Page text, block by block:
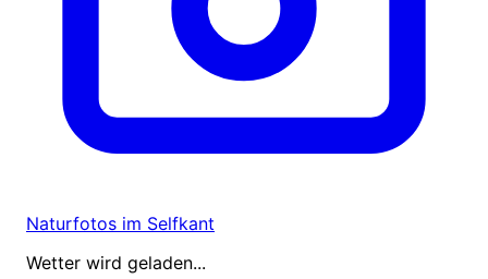
Naturfotos im Selfkant
Wetter wird geladen...